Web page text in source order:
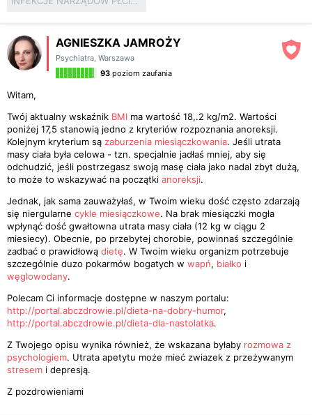
AGNIESZKA JAMROŻY
Psychiatra, Warszawa
93 poziom zaufania
Witam,
Twój aktualny wskaźnik BMI ma wartość 18,.2 kg/m2. Wartości
poniżej 17,5 stanowią jedno z kryteriów rozpoznania anoreksji.
Kolejnym kryterium są zaburzenia miesiączkowania. Jeśli utrata
masy ciała była celowa - tzn. specjalnie jadłaś mniej, aby się
odchudzić, jeśli postrzegasz swoją masę ciała jako nadal zbyt dużą,
to może to wskazywać na początki anoreksji.
Jednak, jak sama zauważyłaś, w Twoim wieku dość często zdarzają
się niergularne cykle miesiączkowe. Na brak miesiączki mogła
wpłynąć dość gwałtowna utrata masy ciała (12 kg w ciągu 2
miesiecy). Obecnie, po przebytej chorobie, powinnaś szczególnie
zadbać o prawidłową dietę. W Twoim wieku organizm potrzebuje
szczególnie duzo pokarmów bogatych w wapń, białko i
węglowodany.
Polecam Ci informacje dostępne w naszym portalu:
http://portal.abczdrowie.pl/dieta-na-dobry-humor,
http://portal.abczdrowie.pl/dieta-dla-nastolatka.
Z Twojego opisu wynika również, że wskazana byłaby rozmowa z
psychologiem. Utrata apetytu może mieć zwiazek z przeżywanym
stresem i depresją.
Z pozdrowieniami